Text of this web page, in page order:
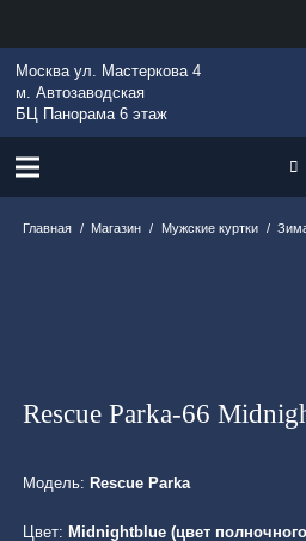
Москва ул. Мастеркова 4
м. Автозаводская
БЦ Панорама 6 этаж
Главная / Магазин / Мужские куртки /
Rescue Parka-66
Модель: Rescue Parka
Цвет: Midnightblue (цвет